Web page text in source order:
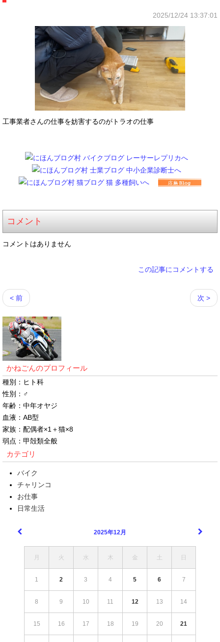
2025/12/24 13:37:01
工事業者さんの仕事を妨害するのがトラオの仕事
コメント
コメントはありません
この記事にコメントする
< 前 次 >
かねごんのプロフィール
種別：ヒト科
性別：♂
年齢：中年オヤジ
血液：AB型
家族：配偶者×1＋猫×8
弱点：甲殻類全般
カテゴリ
バイク
チャリンコ
お仕事
日常生活
2025年12月
月 火 水 木 金 土 日
1 2 3 4 5 6 7
8 9 10 11 12 13 14
15 16 17 18 19 20 21